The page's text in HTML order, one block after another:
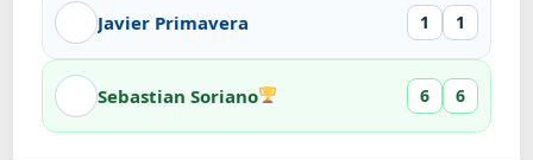
Javier Primavera 1 1
Sebastian Soriano 6 6